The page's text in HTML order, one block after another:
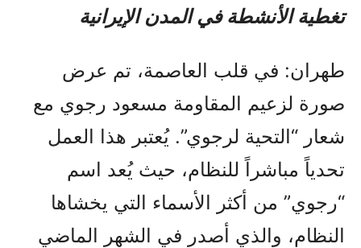
تغطية الأنشطة في المدن الإيرانية
طهران: في قلب العاصمة، تم عرض
صورة لزعيم المقاومة مسعود رجوي مع
شعار “التحية لرجوي”. يُعتبر هذا العمل
تحدياً مباشراً للنظام، حيث يُعد اسم
“رجوي” من أكثر الأسماء التي يخشاها
النظام، والذي أصدر في الشهر الماضي